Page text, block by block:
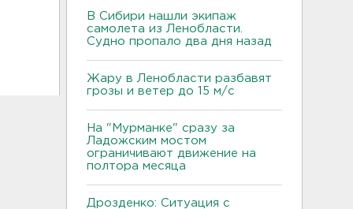
В Сибири нашли экипаж
самолета из Ленобласти.
Судно пропало два дня назад
Жару в Ленобласти разбавят
грозы и ветер до 15 м/с
На "Мурманке" сразу за
Ладожским мостом
ограничивают движение на
полтора месяца
Дрозденко: Ситуация с